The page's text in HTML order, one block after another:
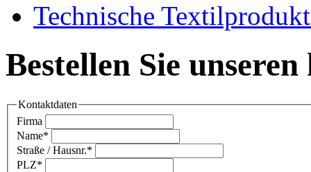
Technische
Bestellen Sie
Kontaktdaten
Firma
Name*
Straße / Hausnr.*
PLZ*